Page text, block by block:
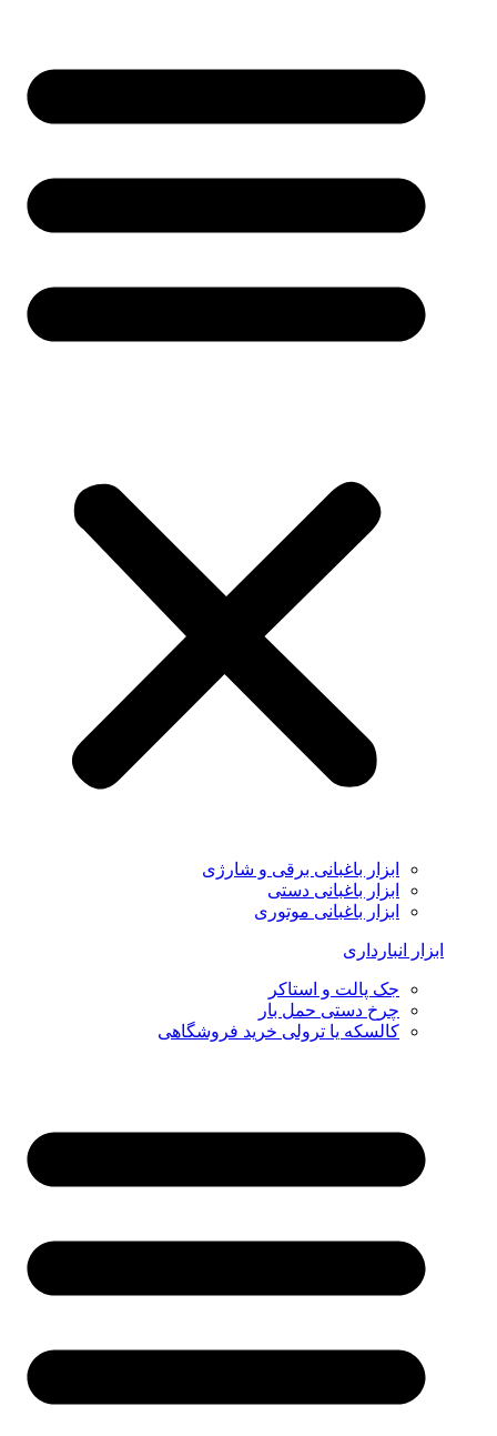
ابزار باغبانی برقی و شارژی
ابزار باغبانی دستی
ابزار باغبانی موتوری
ابزار انبارداری
جک پالت و استاکر
چرخ دستی حمل بار
کالسکه یا ترولی خرید فروشگاهی